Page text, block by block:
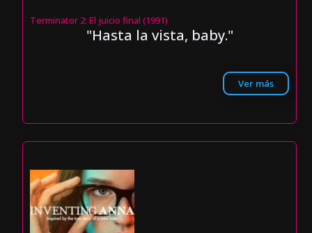
Terminator 2: El juicio final (1991)
"Hasta la vista, baby."
Ver más